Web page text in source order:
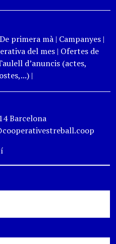
De primera mà| Campanyes|
del mes| Ofertes de
d’anuncis (actes,
|
Barcelona